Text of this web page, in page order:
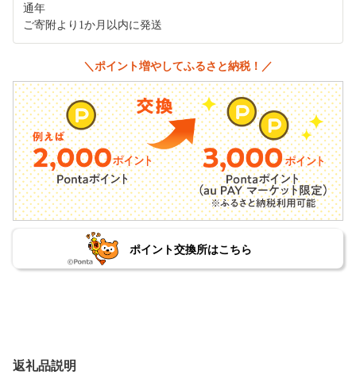
通年
ご寄附より1か月以内に発送
＼ポイント増やしてふるさと納税！／
ポイント交換所はこちら
返礼品説明